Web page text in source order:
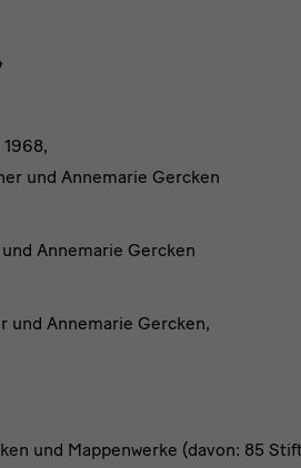
und Annemarie Gercken
Annemarie Gercken
und Annemarie Gercken,
und Mappenwerke (davon: 85